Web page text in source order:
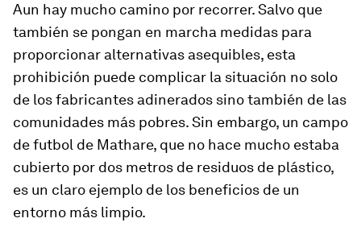
Aun hay mucho camino por recorrer. Salvo que
también se pongan en marcha medidas para
proporcionar alternativas asequibles, esta
prohibición puede complicar la situación no solo
de los fabricantes adinerados sino también de las
comunidades más pobres. Sin embargo, un campo
de futbol de Mathare, que no hace mucho estaba
cubierto por dos metros de residuos de plástico,
es un claro ejemplo de los beneficios de un
entorno más limpio.